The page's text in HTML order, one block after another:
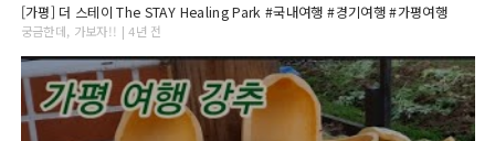
[가평] 더 스테이 The STAY Healing Park #국내여행 #경기여행 #가평여행
궁금한데, 가보자!! | 4년 전